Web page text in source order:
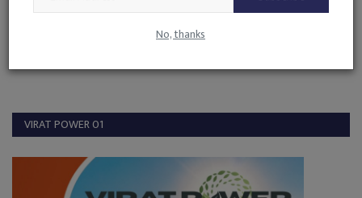
No, thanks
Post Comment
VIRAT POWER 01